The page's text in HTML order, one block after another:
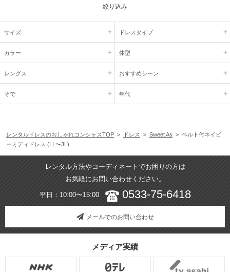
絞り込み
サイズ ドレスタイプ
カラー 体型
レングス おすすめシーン
そで 年代
レンタルドレスのおしゃれコンシャスTOP > ドレス > Sweet As > ベルト付ネイビ
ーミディドレス (LL〜3L)
レンタル方法やコーディネートでお困りの方は
お気軽にお問い合わせください。
平日：10:00〜15:00 0533-75-6418
メールでのお問い合わせ
メディア実績